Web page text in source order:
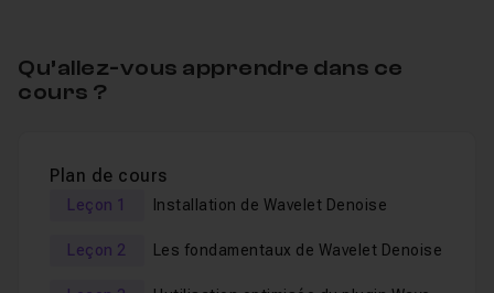
explorerons, ici, la méthode de correction de bruit en
mode YCbCr. Et profiterons pour voir
Nous nous intéresserons, enfin, à
optimisée de Wavelet Denoise en mode CIELab
Les images utilisées dans ce tuto sont fournies en
Qu’allez-vous apprendre dans ce
cours ?
Plan de cours
Leçon 1 Installation de Wavelet Denoise
Leçon 2 Les fondamentaux de Wavelet Denoise